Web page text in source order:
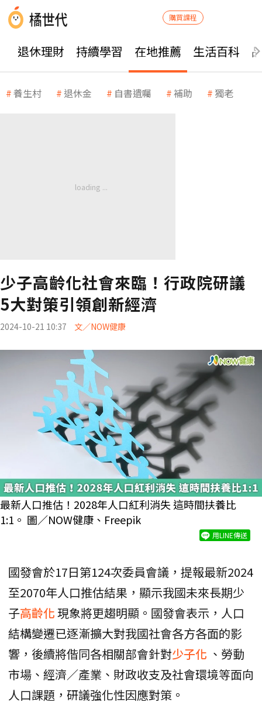
購買課程
退休理財 持續學習 在地推薦 生活百科
養生村 退休金 自書遺囑 補助 獨老
少子高齡化社會來臨！行政院研議
5大對策引領創新經濟
2024-10-21 10:37 文／NOW健康
最新人口推估！2028年人口紅利消失 這時間扶養比
1:1。 圖／NOW健康、Freepik
用LINE傳送
國發會於17日第124次委員會議，提報最新2024
至2070年人口推估結果，顯示我國未來長期少
子高齡化現象將更趨明顯。國發會表示，人口
結構變遷已逐漸擴大對我國社會各方各面的影
響，後續將偕同各相關部會針對少子化 、勞動
市場、經濟／產業、財政收支及社會環境等面向
人口課題，研議強化性因應對策。